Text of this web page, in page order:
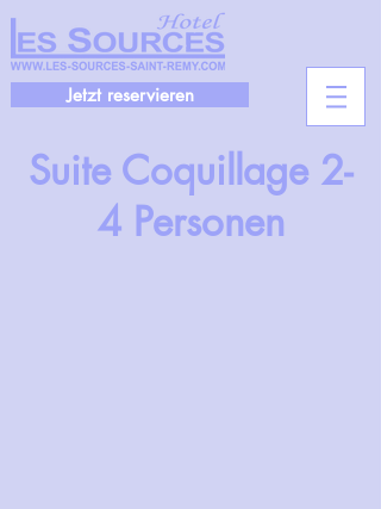
Jetzt reservieren
Suite Coquillage 2-
4 Personen